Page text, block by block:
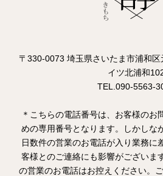
〒330-0073 埼玉県さいたま市浦和
イツ北浦和
TEL.090-5563-
＊こちらの電話番号は、お客様のお
めの専用番号となります。しかしな
日数件の営業のお電話が入り業務に
客様とのご連絡にも影響がございま
の営業のお電話はお控えください。